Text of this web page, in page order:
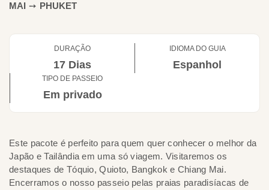
MAI ➙ PHUKET
DURAÇÃO
17 Dias
IDIOMA DO GUIA
Espanhol
TIPO DE PASSEIO
Em privado
Este pacote é perfeito para quem quer conhecer o melhor da
Japão e Tailândia em uma só viagem. Visitaremos os
destaques de Tóquio, Quioto, Bangkok e Chiang Mai.
Encerramos o nosso passeio pelas praias paradisíacas de